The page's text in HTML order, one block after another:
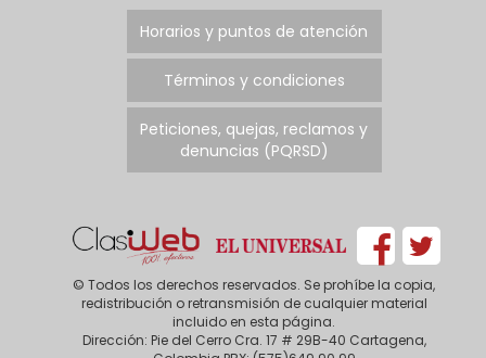
Horarios y puntos de atención
Términos y condiciones
Peticiones, quejas, reclamos y
denuncias (PQRSD)
© Todos los derechos reservados. Se prohíbe la copia,
redistribución o retransmisión de cualquier material
incluido en esta página.
Dirección: Pie del Cerro Cra. 17 # 29B-40 Cartagena,